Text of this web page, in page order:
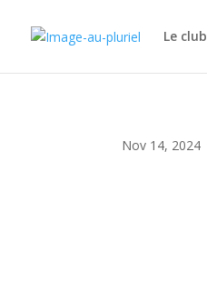
Le club
Nov 14, 2024